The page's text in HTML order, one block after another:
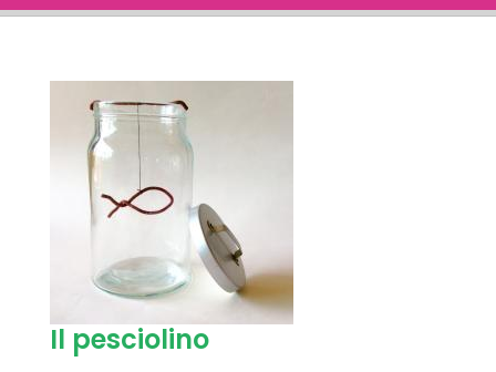
Il pesciolino